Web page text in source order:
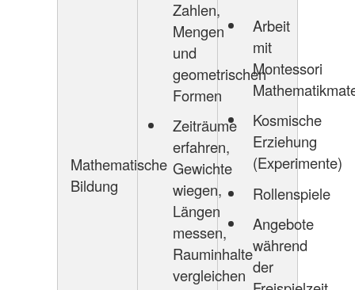
Mathematische
Bildung
Zahlen,
Mengen
und
geometrischen
Formen
Zeiträume
erfahren,
Gewichte
wiegen,
Längen
messen,
Rauminhalte
vergleichen
Arbeit
mit
Montessori
Kosmische
Erziehung
(Experimente)
Rollenspiele
Angebote
während
der